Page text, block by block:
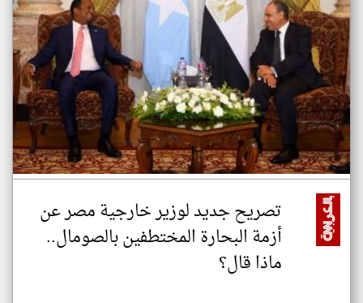
تصريح جديد لوزير خارجية مصر عن
أزمة البحارة المختطفين بالصومال..
ماذا قال؟